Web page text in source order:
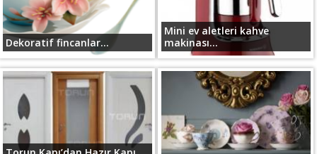
Dekoratif fincanlar...
Mini ev aletleri kahve
makinası...